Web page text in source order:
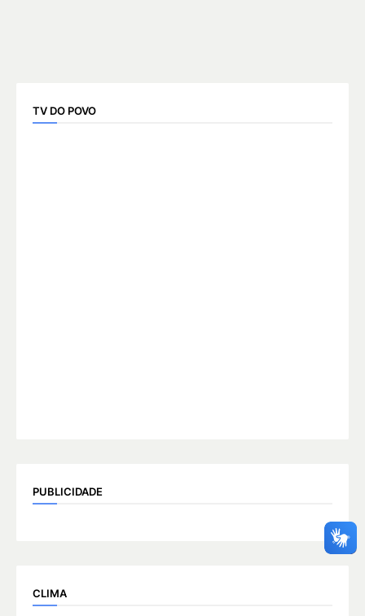
TV DO POVO
PUBLICIDADE
CLIMA